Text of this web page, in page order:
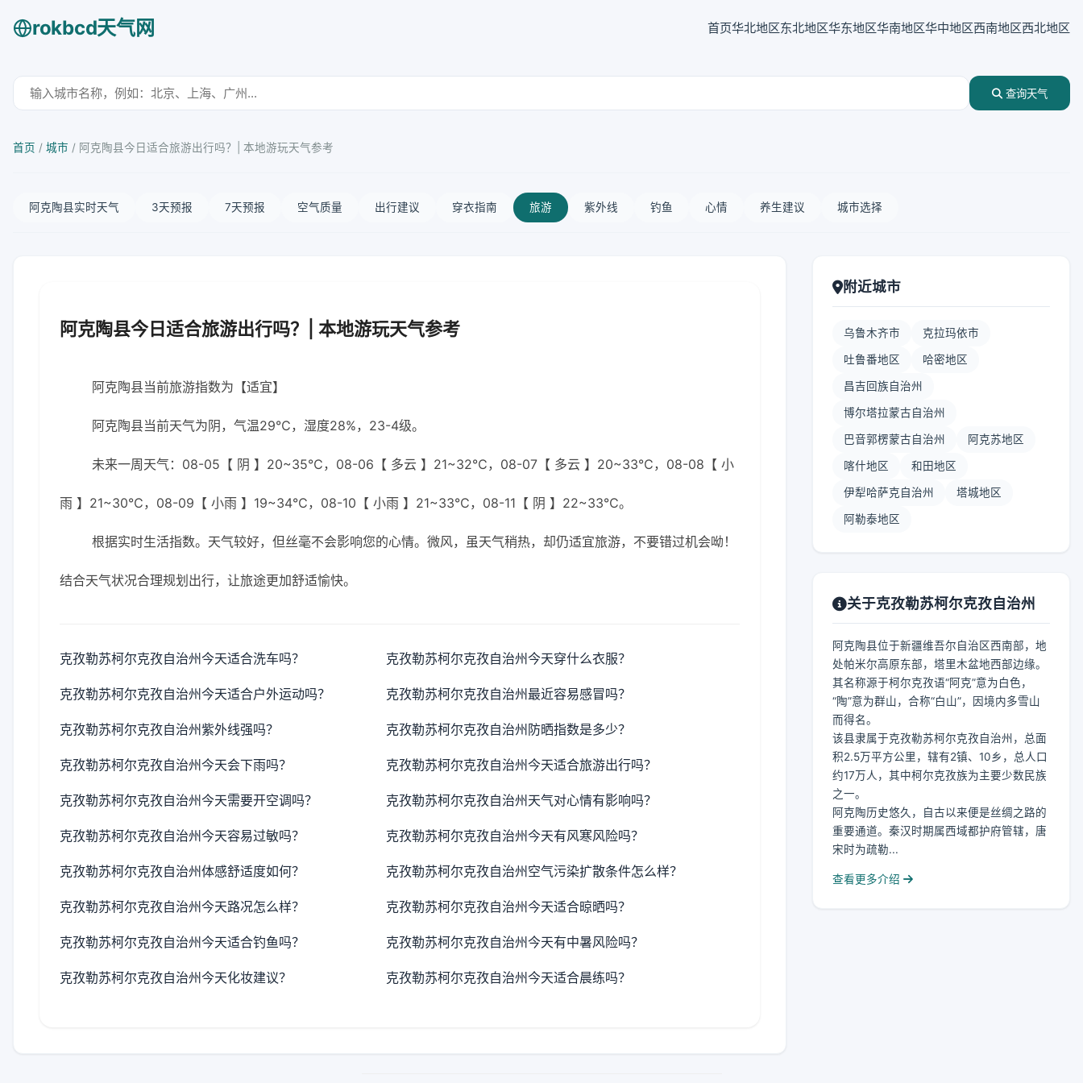
rokbcd天气网 首页华北地区东北地区华东地区华南地区华中地区西南地区西北地区
查询天气
首页 / 城市 / 阿克陶县今日适合旅游出行吗？| 本地游玩天气参考
阿克陶县实时天气 3天预报 7天预报 空气质量 出行建议 穿衣指南 旅游 紫外线 钓鱼 心情 养生建议 城市选择
阿克陶县今日适合旅游出行吗？| 本地游玩天气参考
阿克陶县当前旅游指数为【适宜】
阿克陶县当前天气为阴，气温29℃，湿度28%，23-4级。
未来一周天气：08-05【 阴 】20~35℃，08-06【 多云 】21~32℃，08-07【 多云 】20~33℃，08-08【 小
雨 】21~30℃，08-09【 小雨 】19~34℃，08-10【 小雨 】21~33℃，08-11【 阴 】22~33℃。
根据实时生活指数。天气较好，但丝毫不会影响您的心情。微风，虽天气稍热，却仍适宜旅游，不要错过机会呦！
结合天气状况合理规划出行，让旅途更加舒适愉快。
克孜勒苏柯尔克孜自治州今天适合洗车吗？ 克孜勒苏柯尔克孜自治州今天穿什么衣服？
克孜勒苏柯尔克孜自治州今天适合户外运动吗？ 克孜勒苏柯尔克孜自治州最近容易感冒吗？
克孜勒苏柯尔克孜自治州紫外线强吗？ 克孜勒苏柯尔克孜自治州防晒指数是多少？
克孜勒苏柯尔克孜自治州今天会下雨吗？ 克孜勒苏柯尔克孜自治州今天适合旅游出行吗？
克孜勒苏柯尔克孜自治州今天需要开空调吗？ 克孜勒苏柯尔克孜自治州天气对心情有影响吗？
克孜勒苏柯尔克孜自治州今天容易过敏吗？ 克孜勒苏柯尔克孜自治州今天有风寒风险吗？
克孜勒苏柯尔克孜自治州体感舒适度如何？ 克孜勒苏柯尔克孜自治州空气污染扩散条件怎么样？
克孜勒苏柯尔克孜自治州今天路况怎么样？ 克孜勒苏柯尔克孜自治州今天适合晾晒吗？
克孜勒苏柯尔克孜自治州今天适合钓鱼吗？ 克孜勒苏柯尔克孜自治州今天有中暑风险吗？
克孜勒苏柯尔克孜自治州今天化妆建议？ 克孜勒苏柯尔克孜自治州今天适合晨练吗？
附近城市
乌鲁木齐市 克拉玛依市
吐鲁番地区 哈密地区
昌吉回族自治州
博尔塔拉蒙古自治州
巴音郭楞蒙古自治州 阿克苏地区
喀什地区 和田地区
伊犁哈萨克自治州 塔城地区
阿勒泰地区
关于克孜勒苏柯尔克孜自治州
阿克陶县位于新疆维吾尔自治区西南部，地
处帕米尔高原东部，塔里木盆地西部边缘。
其名称源于柯尔克孜语“阿克”意为白色，
“陶”意为群山，合称“白山”，因境内多雪山
而得名。
该县隶属于克孜勒苏柯尔克孜自治州，总面
积2.5万平方公里，辖有2镇、10乡，总人口
约17万人，其中柯尔克孜族为主要少数民族
之一。
阿克陶历史悠久，自古以来便是丝绸之路的
重要通道。秦汉时期属西域都护府管辖，唐
宋时为疏勒...
查看更多介绍